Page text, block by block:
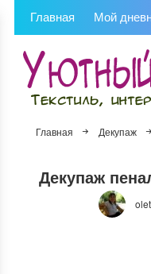
Главная Мой
Главная Декупаж
Декупаж